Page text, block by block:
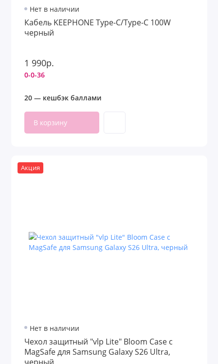
Нет в наличии
Кабель KEEPHONE Type-C/Type-C 100W
черный
1 990р.
0-0-36
20 — кешбэк баллами
В корзину
Акция
Нет в наличии
Чехол защитный "vlp Lite" Bloom Case с
MagSafe для Samsung Galaxy S26 Ultra,
черный